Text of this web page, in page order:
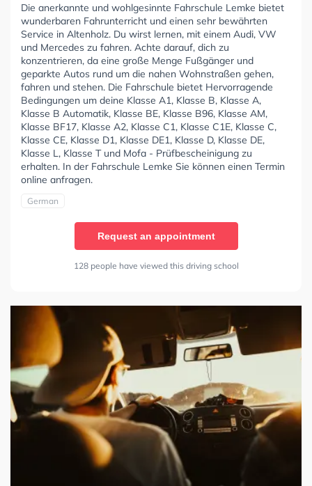
Die anerkannte und wohlgesinnte Fahrschule Lemke bietet
wunderbaren Fahrunterricht und einen sehr bewährten
Service in Altenholz. Du wirst lernen, mit einem Audi, VW
und Mercedes zu fahren. Achte darauf, dich zu
konzentrieren, da eine große Menge Fußgänger und
geparkte Autos rund um die nahen Wohnstraßen gehen,
fahren und stehen. Die Fahrschule bietet Hervorragende
Bedingungen um deine Klasse A1, Klasse B, Klasse A,
Klasse B Automatik, Klasse BE, Klasse B96, Klasse AM,
Klasse BF17, Klasse A2, Klasse C1, Klasse C1E, Klasse C,
Klasse CE, Klasse D1, Klasse DE1, Klasse D, Klasse DE,
Klasse L, Klasse T und Mofa - Prüfbescheinigung zu
erhalten. In der Fahrschule Lemke Sie können einen Termin
online anfragen.
German
Request an appointment
128 people have viewed this driving school